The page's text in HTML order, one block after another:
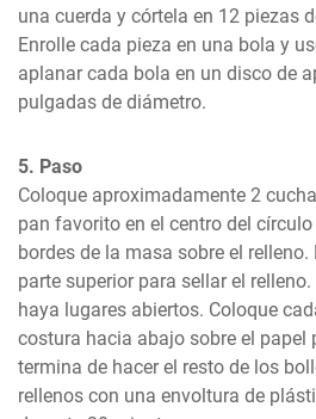
una cuerda y córtela en 12 piezas
Enrolle cada pieza en una bola y
aplanar cada bola en un disco de
pulgadas de diámetro.
5. Paso
Coloque aproximadamente 2
pan favorito en el centro del
bordes de la masa sobre el
parte superior para sellar el
haya lugares abiertos. Coloque
costura hacia abajo sobre el papel
termina de hacer el resto de los
rellenos con una envoltura de